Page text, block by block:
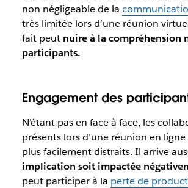
non négligeable de la
très limitée lors d’une réunion
fait peut nuire à la compréhension
participants.
Engagement des
N’étant pas en face à face, les
présents lors d’une réunion en
plus facilement distraits. Il arrive
implication soit impactée
peut participer à la perte de